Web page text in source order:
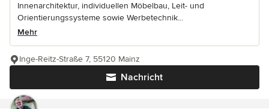
Innenarchitektur, individuellen Möbelbau, Leit- und
Orientierungssysteme sowie Werbetechnik...
Mehr
Nachricht
Inge-Reitz-Straße 7, 55120 Mainz